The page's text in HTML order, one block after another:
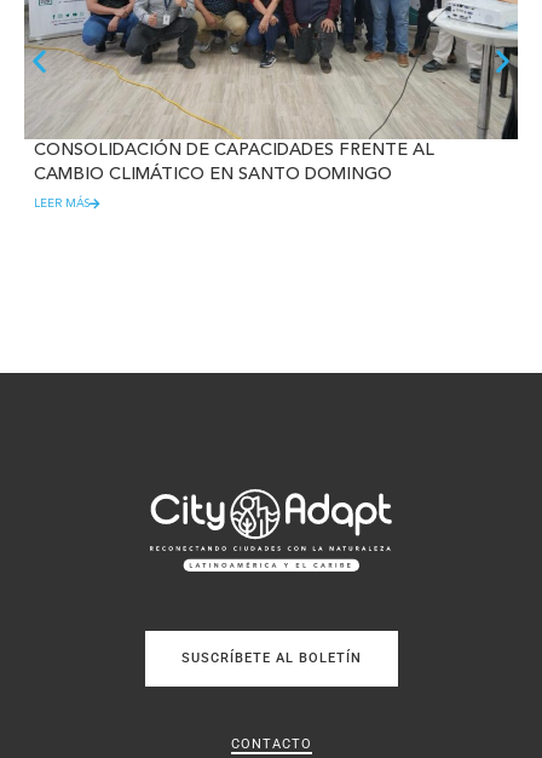
CONSOLIDACIÓN DE CAPACIDADES FRENTE AL
CAMBIO CLIMÁTICO EN SANTO DOMINGO
LEER MÁS
SUSCRÍBETE AL BOLETÍN
CONTACTO